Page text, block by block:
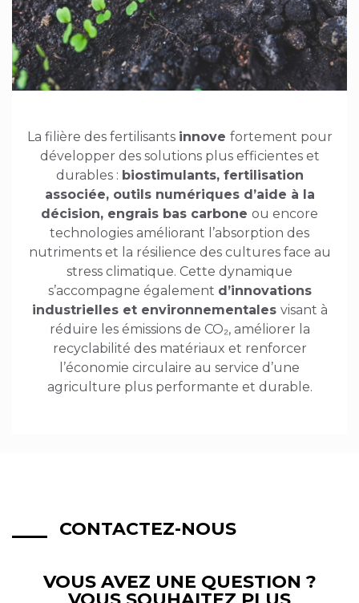
La filière des fertilisants innove fortement pour
développer des solutions plus efficientes et
durables : biostimulants, fertilisation
associée, outils numériques d’aide à la
décision, engrais bas carbone ou encore
technologies améliorant l’absorption des
nutriments et la résilience des cultures face au
stress climatique. Cette dynamique
s’accompagne également d’innovations
industrielles et environnementales visant à
réduire les émissions de CO₂, améliorer la
recyclabilité des matériaux et renforcer
l’économie circulaire au service d’une
agriculture plus performante et durable.
CONTACTEZ-NOUS
VOUS AVEZ UNE QUESTION ?